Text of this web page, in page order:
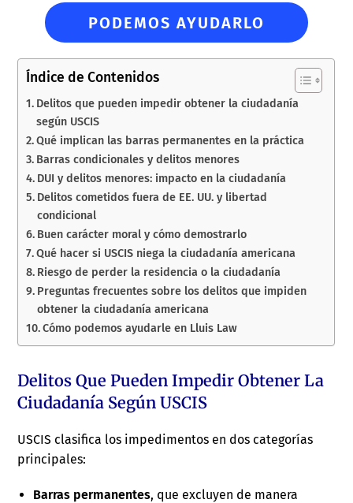
PODEMOS AYUDARLO
Índice de Contenidos
Delitos que pueden impedir obtener la ciudadanía
según USCIS
Qué implican las barras permanentes en la práctica
Barras condicionales y delitos menores
DUI y delitos menores: impacto en la ciudadanía
Delitos cometidos fuera de EE. UU. y libertad
condicional
Buen carácter moral y cómo demostrarlo
Qué hacer si USCIS niega la ciudadanía americana
Riesgo de perder la residencia o la ciudadanía
Preguntas frecuentes sobre los delitos que impiden
obtener la ciudadanía americana
Cómo podemos ayudarle en Lluis Law
Delitos Que Pueden Impedir Obtener La
Ciudadanía Según USCIS
USCIS clasifica los impedimentos en dos categorías
principales:
Barras permanentes, que excluyen de manera